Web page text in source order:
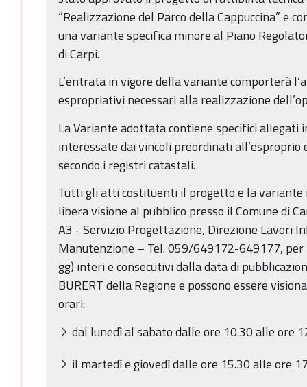
“Realizzazione del Parco della Cappuccina” e
una variante specifica minore al Piano
di Carpi.
L’entrata in vigore della variante comporterà
espropriativi necessari alla realizzazione
La Variante adottata contiene specifici allegati
interessate dai vincoli preordinati
secondo i registri catastali.
Tutti gli atti costituenti il progetto e la variante
libera visione al pubblico presso il Comune di
A3 - Servizio Progettazione, Direzione Lavori
Manutenzione – Tel. 059/649172-649177, per
gg) interi e consecutivi dalla data di
BURERT della Regione e possono essere
orari:
dal lunedì al sabato dalle ore 10.30 alle ore
il martedì e giovedì dalle ore 15.30 alle ore